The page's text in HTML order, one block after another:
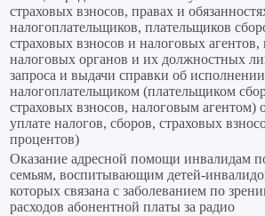
страховых взносов, правах и
налогоплательщиков, плательщиков
страховых взносов и налоговых
налоговых органов и их должностных
запроса и выдачи справки об исполнении
налогоплательщиком (плательщиком
страховых взносов, налоговым агентом)
уплате налогов, сборов, страховых
процентов)
Оказание адресной помощи инвалидам
семьям, воспитывающим детей-
которых связана с заболеванием по
расходов абонентной платы за радио